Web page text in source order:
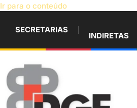
Ir para o conteúdo
SECRETARIAS
INDIRETAS